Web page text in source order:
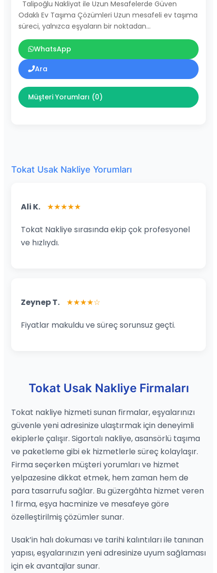
Talipoğlu Nakliyat ile Uzun Mesafelerde Güven
Odaklı Ev Taşıma Çözümleri Uzun mesafeli ev taşıma
süreci, yalnızca eşyaların bir noktadan…
WhatsApp
Ara
Müşteri Yorumları (0)
Tokat Usak Nakliye Yorumları
Ali K. ★★★★★
Tokat Nakliye sırasında ekip çok profesyonel
ve hızlıydı.
Zeynep T. ★★★★☆
Fiyatlar makuldu ve süreç sorunsuz geçti.
Tokat Usak Nakliye Firmaları
Tokat nakliye hizmeti sunan firmalar, eşyalarınızı
güvenle yeni adresinize ulaştırmak için deneyimli
ekiplerle çalışır. Sigortalı nakliye, asansörlü taşıma
ve paketleme gibi ek hizmetlerle süreç kolaylaşır.
Firma seçerken müşteri yorumları ve hizmet
yelpazesine dikkat etmek, hem zaman hem de
para tasarrufu sağlar. Bu güzergâhta hizmet veren
1 firma, eşya hacminize ve mesafeye göre
özelleştirilmiş çözümler sunar.
Usak’in halı dokuması ve tarihi kalıntıları ile tanınan
yapısı, eşyalarınızın yeni adresinize uyum sağlaması
için ek avantajlar sunar.